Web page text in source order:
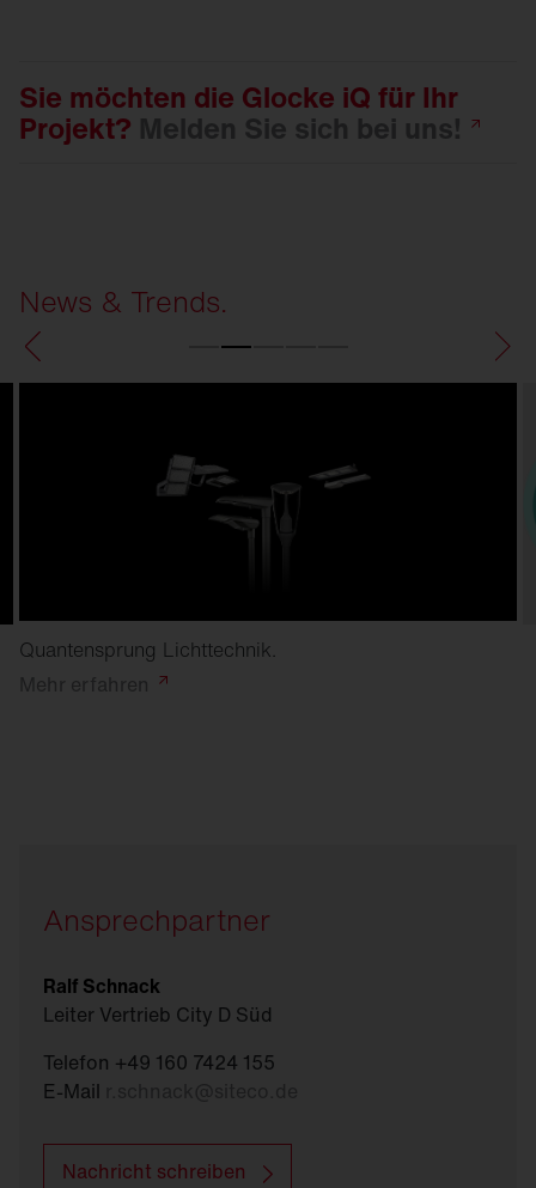
Sie möchten die Glocke iQ für Ihr
Projekt? Melden Sie sich bei uns!
News & Trends.
Quantensprung Lichttechnik.
Mehr erfahren
Ansprechpartner
Ralf Schnack
Leiter Vertrieb City D Süd
Telefon +49 160 7424 155
E-Mail
Nachricht schreiben